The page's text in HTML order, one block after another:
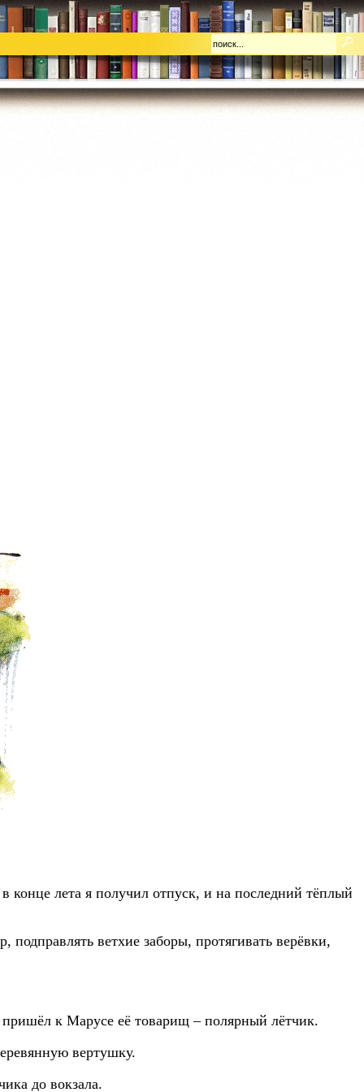
конце лета я получил отпуск, и на последний тёплый
ветхие заборы, протягивать верёвки,
пришёл к Марусе её товарищ – полярный лётчик.
вертушку.
до вокзала.